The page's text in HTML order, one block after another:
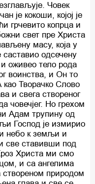
Човек
је кокоши, којој је
грчевито копрца и
свет пре Христа
масу, која у
одсечену
оживео тело рода
воинства, и Он то
као Творачко Слово
и свега створеног
човечјег. Но грехом
Адам трупину од
Господ је измирио
небо к земљи и
све ставивши под
Христа ми смо
и са ангелима
створеном природом